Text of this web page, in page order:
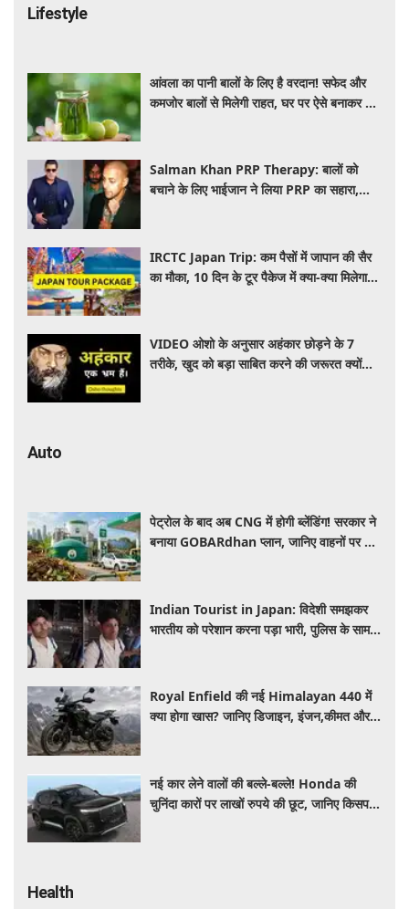
Lifestyle
आंवला का पानी बालों के लिए है वरदान! सफेद और
कमजोर बालों से मिलेगी राहत, घर पर ऐसे बनाकर करें
Salman Khan PRP Therapy: बालों को
बचाने के लिए भाईजान ने लिया PRP का सहारा,
IRCTC Japan Trip: कम पैसों में जापान की सैर
का मौका, 10 दिन के टूर पैकेज में क्या-क्या मिलेगा?
VIDEO ओशो के अनुसार अहंकार छोड़ने के 7
तरीके, खुद को बड़ा साबित करने की जरूरत क्यों
Auto
पेट्रोल के बाद अब CNG में होगी ब्लेंडिंग! सरकार ने
बनाया GOBARdhan प्लान, जानिए वाहनों पर क्या
Indian Tourist in Japan: विदेशी समझकर
भारतीय को परेशान करना पड़ा भारी, पुलिस के सामने
Royal Enfield की नई Himalayan 440 में
क्या होगा खास? जानिए डिजाइन, इंजन,कीमत और
नई कार लेने वालों की बल्ले-बल्ले! Honda की
चुनिंदा कारों पर लाखों रुपये की छूट, जानिए किसपर-
Health